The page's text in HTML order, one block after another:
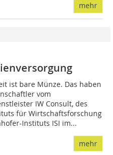
mehr
ist bare Münze. Das haben
vom
IW Consult, des
für Wirtschaftsforschung
Instituts ISI im...
mehr